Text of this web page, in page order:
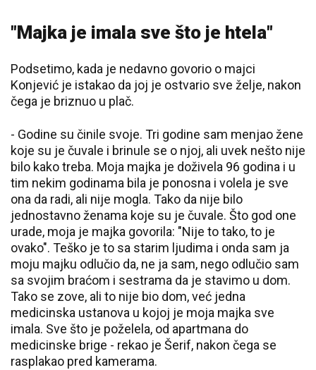
"Majka je imala sve što je htela"
Podsetimo, kada je nedavno govorio o majci
Konjević je istakao da joj je ostvario sve želje, nakon
čega je briznuo u plač.
- Godine su činile svoje. Tri godine sam menjao žene
koje su je čuvale i brinule se o njoj, ali uvek nešto nije
bilo kako treba. Moja majka je doživela 96 godina i u
tim nekim godinama bila je ponosna i volela je sve
ona da radi, ali nije mogla. Tako da nije bilo
jednostavno ženama koje su je čuvale. Što god one
urade, moja je majka govorila: "Nije to tako, to je
ovako". Teško je to sa starim ljudima i onda sam ja
moju majku odlučio da, ne ja sam, nego odlučio sam
sa svojim braćom i sestrama da je stavimo u dom.
Tako se zove, ali to nije bio dom, već jedna
medicinska ustanova u kojoj je moja majka sve
imala. Sve što je poželela, od apartmana do
medicinske brige - rekao je Šerif, nakon čega se
rasplakao pred kamerama.